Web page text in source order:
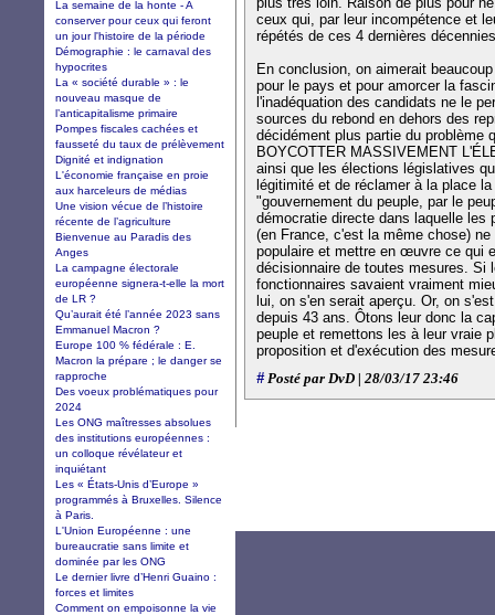
ceux qui, par leur incompétence et
répétés de ces 4 dernières
En conclusion, on aimerait
pour le pays et pour amorcer la
l'inadéquation des candidats ne le
sources du rebond en dehors des
décidément plus partie du problème
BOYCOTTER MASSIVEMENT
ainsi que les élections législatives
légitimité et de réclamer à la place
"gouvernement du peuple, par le
démocratie directe dans laquelle les
(en France, c'est la même chose)
populaire et mettre en œuvre ce qui
décisionnaire de toutes mesures. Si
fonctionnaires savaient vraiment
lui, on s'en serait aperçu. Or, on
depuis 43 ans. Ôtons leur donc la
peuple et remettons les à leur vraie
proposition et d'exécution des
#Posté par DvD | 28/03/17 23:46
La semaine de la honte - A
conserver pour ceux qui feront
un jour l'histoire de la période
Démographie : le carnaval des
hypocrites
La « société durable » : le
nouveau masque de
l’anticapitalisme primaire
Pompes fiscales cachées et
fausseté du taux de prélèvement
Dignité et indignation
L'économie française en proie
aux harceleurs de médias
Une vision vécue de l’histoire
récente de l’agriculture
Bienvenue au Paradis des
Anges
La campagne électorale
européenne signera-t-elle la mort
de LR ?
Qu’aurait été l’année 2023 sans
Emmanuel Macron ?
Europe 100 % fédérale : E.
Macron la prépare ; le danger se
rapproche
Des voeux problématiques pour
2024
Les ONG maîtresses absolues
des institutions européennes :
un colloque révélateur et
inquiétant
Les « États-Unis d’Europe »
programmés à Bruxelles. Silence
à Paris.
L'Union Européenne : une
bureaucratie sans limite et
dominée par les ONG
Le dernier livre d’Henri Guaino :
forces et limites
Comment on empoisonne la vie